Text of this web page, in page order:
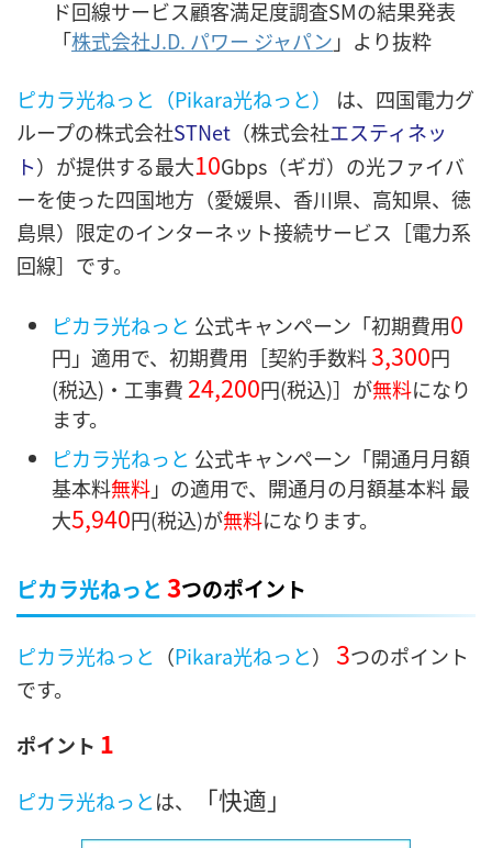
ド回線サービス顧客満足度調査SMの結果発表
「株式会社J.D. パワー ジャパン 」より抜粋
ピカラ光ねっと （Pikara光ねっと） は、四国電力グ
ループの株式会社STNet （株式会社エスティネッ
ト）が提供する最大10Gbps（ギガ） の光ファイバ
ーを使った四国地方（愛媛県、香川県、高知県、徳
島県）限定のインターネット接続サービス ［電力系
回線］ です。
ピカラ光ねっと 公式キャンペーン「初期費用0
円」適用で、初期費用［契約手数料3,300円
(税込)・ 工事費 24,200円(税込)］ が無料になり
ます。
ピカラ光ねっと 公式キャンペーン「開通月月額
基本料無料」の適用で、開通月の月額基本料 最
大5,940円(税込)が無料になります。
ピカラ光ねっと 3つのポイント
ピカラ光ねっと （Pikara光ねっと） 3つのポイント
です。
ポイント 1
ピカラ光ねっとは、 「快適」